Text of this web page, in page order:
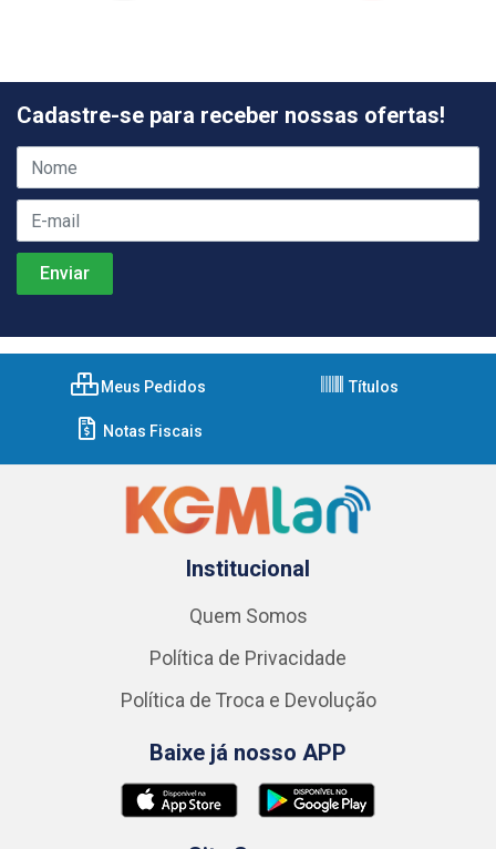
Cadastre-se para receber nossas ofertas!
Meus Pedidos Títulos
Notas Fiscais
Institucional
Quem Somos
Política de Privacidade
Política de Troca e Devolução
Baixe já nosso APP